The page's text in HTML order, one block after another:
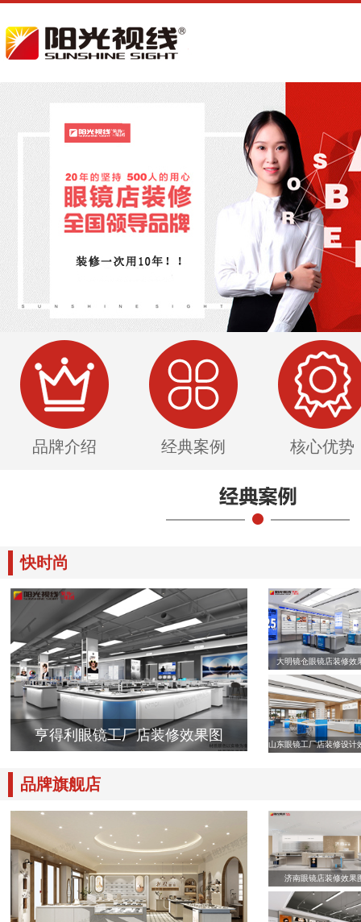
品牌介绍 经典案例 核心优势
快时尚
亨得利眼镜工厂店装修效果图
大明镜仓眼镜店装修效
山东眼镜工厂店装修设计
品牌旗舰店
济南眼镜店装修效果